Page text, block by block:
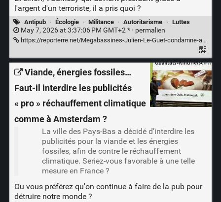
l'argent d'un terroriste, il a pris quoi ?
Antipub · Écologie · Militance · Autoritarisme · Luttes
May 7, 2026 at 3:37:06 PM GMT+2 * · permalien
https://reporterre.net/Megabassines-Julien-Le-Guet-condamne-a-six-mois-de-detention-sous-bracelet-electronique
Viande, énergies fossiles…
Faut-il interdire les publicités
« pro » réchauffement climatique
comme à Amsterdam ?
La ville des Pays-Bas a décidé d’interdire les
publicités pour la viande et les énergies
fossiles, afin de contre le réchauffement
climatique. Seriez-vous favorable à une telle
mesure en France ?
Ou vous préférez qu'on continue à faire de la pub pour
détruire notre monde ?